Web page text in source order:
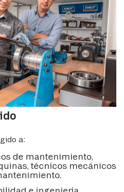
a:
de mantenimiento,
técnicos mecánicos